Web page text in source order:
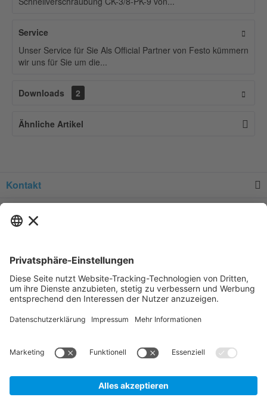
Service
Unser Service für Sie Als Official Partner von Festo kümmern
wir uns für Sie um die...
Downloads 2
Ähnliche Artikel
Kontakt
Newsletter
nicht anders beschrieben.
Direktbestellung, legen Sie bitte ein unverbindliches und kostenfreies
Kundenkonto an.